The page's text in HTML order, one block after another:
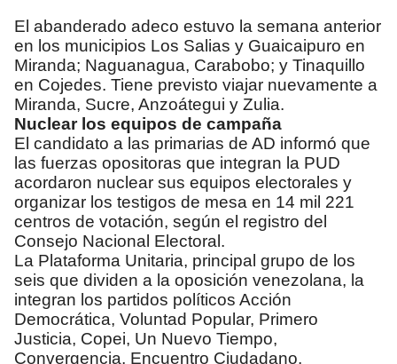
El abanderado adeco estuvo la semana anterior
en los municipios Los Salias y Guaicaipuro en
Miranda; Naguanagua, Carabobo; y Tinaquillo
en Cojedes. Tiene previsto viajar nuevamente a
Miranda, Sucre, Anzoátegui y Zulia.
Nuclear los equipos de campaña
El candidato a las primarias de AD informó que
las fuerzas opositoras que integran la PUD
acordaron nuclear sus equipos electorales y
organizar los testigos de mesa en 14 mil 221
centros de votación, según el registro del
Consejo Nacional Electoral.
La Plataforma Unitaria, principal grupo de los
seis que dividen a la oposición venezolana, la
integran los partidos políticos Acción
Democrática, Voluntad Popular, Primero
Justicia, Copei, Un Nuevo Tiempo,
Convergencia, Encuentro Ciudadano,